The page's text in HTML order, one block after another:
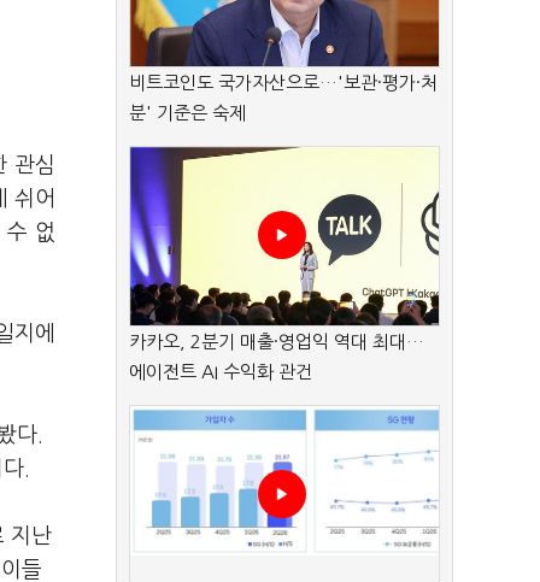
관심
쉬어
수 없
지에
다.
.
지난
들
비트코인도 국가자산으로…'보관·평가·처
분' 기준은 숙제
카카오, 2분기 매출·영업익 역대 최대…
에이전트 AI 수익화 관건